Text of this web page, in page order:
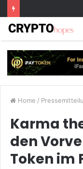
Home /
Karma
den
Token im